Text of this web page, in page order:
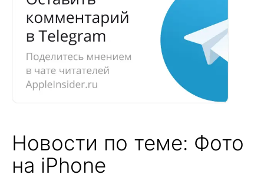
Новости по теме: Фото
на iPhone